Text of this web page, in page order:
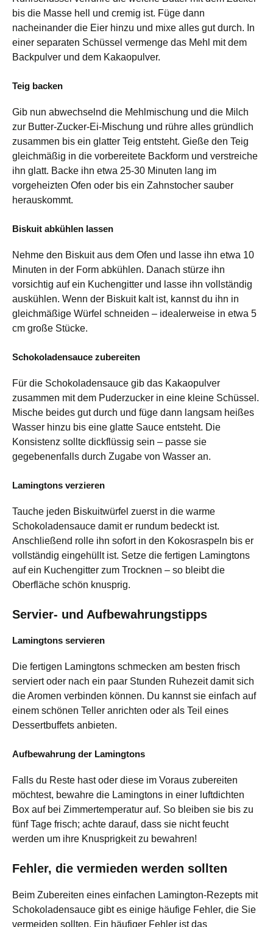
bis die Masse hell und cremig ist. Füge dann
nacheinander die Eier hinzu und mixe alles gut durch. In
einer separaten Schüssel vermenge das Mehl mit dem
Backpulver und dem Kakaopulver.
Teig backen
Gib nun abwechselnd die Mehlmischung und die Milch
zur Butter-Zucker-Ei-Mischung und rühre alles gründlich
zusammen bis ein glatter Teig entsteht. Gieße den Teig
gleichmäßig in die vorbereitete Backform und verstreiche
ihn glatt. Backe ihn etwa 25-30 Minuten lang im
vorgeheizten Ofen oder bis ein Zahnstocher sauber
herauskommt.
Biskuit abkühlen lassen
Nehme den Biskuit aus dem Ofen und lasse ihn etwa 10
Minuten in der Form abkühlen. Danach stürze ihn
vorsichtig auf ein Kuchengitter und lasse ihn vollständig
auskühlen. Wenn der Biskuit kalt ist, kannst du ihn in
gleichmäßige Würfel schneiden – idealerweise in etwa 5
cm große Stücke.
Schokoladensauce zubereiten
Für die Schokoladensauce gib das Kakaopulver
zusammen mit dem Puderzucker in eine kleine Schüssel.
Mische beides gut durch und füge dann langsam heißes
Wasser hinzu bis eine glatte Sauce entsteht. Die
Konsistenz sollte dickflüssig sein – passe sie
gegebenenfalls durch Zugabe von Wasser an.
Lamingtons verzieren
Tauche jeden Biskuitwürfel zuerst in die warme
Schokoladensauce damit er rundum bedeckt ist.
Anschließend rolle ihn sofort in den Kokosraspeln bis er
vollständig eingehüllt ist. Setze die fertigen Lamingtons
auf ein Kuchengitter zum Trocknen – so bleibt die
Oberfläche schön knusprig.
Servier- und Aufbewahrungstipps
Lamingtons servieren
Die fertigen Lamingtons schmecken am besten frisch
serviert oder nach ein paar Stunden Ruhezeit damit sich
die Aromen verbinden können. Du kannst sie einfach auf
einem schönen Teller anrichten oder als Teil eines
Dessertbuffets anbieten.
Aufbewahrung der Lamingtons
Falls du Reste hast oder diese im Voraus zubereiten
möchtest, bewahre die Lamingtons in einer luftdichten
Box auf bei Zimmertemperatur auf. So bleiben sie bis zu
fünf Tage frisch; achte darauf, dass sie nicht feucht
werden um ihre Knusprigkeit zu bewahren!
Fehler, die vermieden werden sollten
Beim Zubereiten eines einfachen Lamington-Rezepts mit
Schokoladensauce gibt es einige häufige Fehler, die Sie
vermeiden sollten. Ein häufiger Fehler ist das